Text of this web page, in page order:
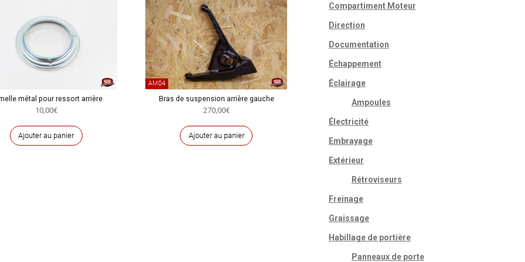
métal pour ressort arrière
10,00€
Ajouter au panier
AM04
Bras de suspension arrière gauche
270,00€
Ajouter au panier
Compartiment Moteur
Direction
Documentation
Échappement
Éclairage
Ampoules
Électricité
Embrayage
Extérieur
Rétroviseurs
Freinage
Graissage
Habillage de portière
Panneaux de porte